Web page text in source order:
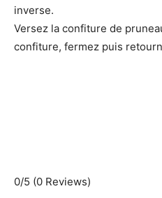
inverse.
Versez la confiture de
confiture, fermez puis
0/5 (0 Reviews)